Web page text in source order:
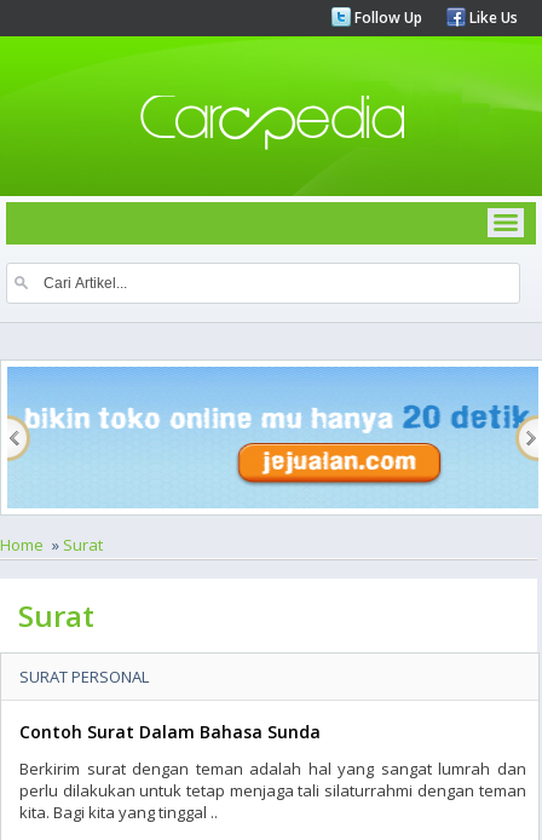
Follow Up Like Us
Home » Surat
Surat
SURAT PERSONAL
Contoh Surat Dalam Bahasa Sunda
Berkirim surat dengan teman adalah hal yang sangat lumrah dan
perlu dilakukan untuk tetap menjaga tali silaturrahmi dengan teman
kita. Bagi kita yang tinggal ..